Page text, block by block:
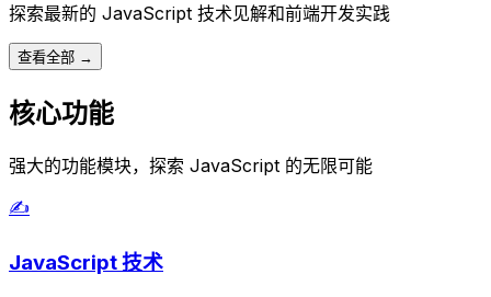
探索最新的 JavaScript 技术见解和前端开发实践
查看全部 →
核心功能
强大的功能模块，探索 JavaScript 的无限可能
✍️
JavaScript 技术